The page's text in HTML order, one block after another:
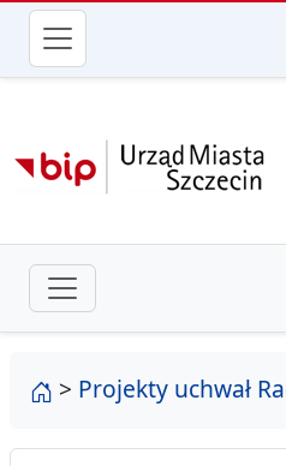
przejdź do głównego
strona główna
> Projekty uchwał